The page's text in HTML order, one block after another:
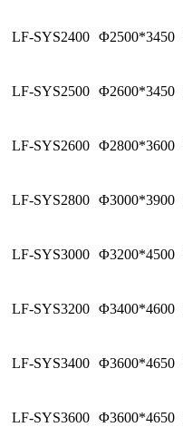
LF-SYS2400 Φ2500*3450
LF-SYS2500 Φ2600*3450
LF-SYS2600 Φ2800*3600
LF-SYS2800 Φ3000*3900
LF-SYS3000 Φ3200*4500
LF-SYS3200 Φ3400*4600
LF-SYS3400 Φ3600*4650
LF-SYS3600 Φ3600*4650